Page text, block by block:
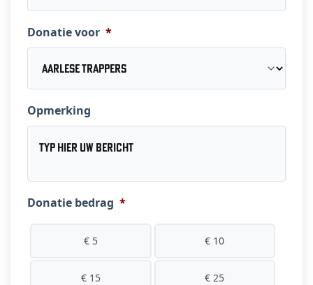
Donatie voor *
Opmerking
Donatie bedrag *
€ 5 € 10
€ 15 € 25